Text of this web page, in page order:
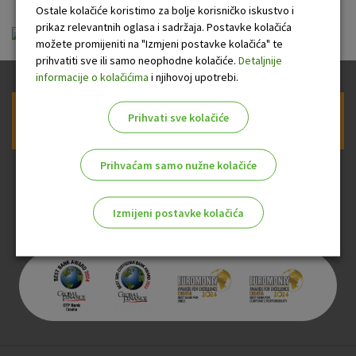
studentski_tekuci_racun.pdf
Prijava na newsletter OTP banke
Ostale kolačiće koristimo za bolje korisničko iskustvo i
prikaz relevantnih oglasa i sadržaja. Postavke kolačića
možete promijeniti na "Izmjeni postavke kolačića" te
prihvatiti sve ili samo neophodne kolačiće. Detaljnije
informacije o kolačićima i njihovoj upotrebi.
Prihvati sve kolačiće
Prihvaćam samo nužne kolačiće
Izmijeni postavke kolačića